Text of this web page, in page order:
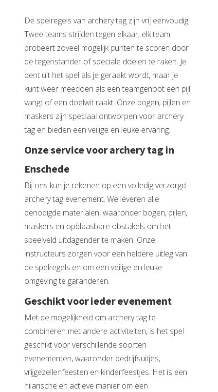
De spelregels van archery tag zijn vrij eenvoudig.
Twee teams strijden tegen elkaar, elk team
probeert zoveel mogelijk punten te scoren door
de tegenstander of speciale doelen te raken. Je
bent uit het spel als je geraakt wordt, maar je
kunt weer meedoen als een teamgenoot een pijl
vangt of een doelwit raakt. Onze bogen, pijlen en
maskers zijn speciaal ontworpen voor archery
tag en bieden een veilige en leuke ervaring.
Onze service voor archery tag in
Enschede
Bij ons kun je rekenen op een volledig verzorgd
archery tag evenement. We leveren alle
benodigde materialen, waaronder bogen, pijlen,
maskers en opblaasbare obstakels om het
speelveld uitdagender te maken. Onze
instructeurs zorgen voor een heldere uitleg van
de spelregels en om een veilige en leuke
omgeving te garanderen.
Geschikt voor ieder evenement
Met de mogelijkheid om archery tag te
combineren met andere activiteiten, is het spel
geschikt voor verschillende soorten
evenementen, waaronder bedrijfsuitjes,
vrijgezellenfeesten en kinderfeestjes. Het is een
hilarische en actieve manier om een